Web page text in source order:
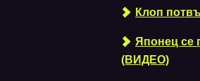
Клоп
Японец се
(ВИДЕО)